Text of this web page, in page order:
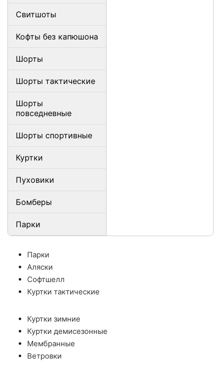
Свитшоты
Кофты без капюшона
Шорты
Шорты тактические
Шорты
повседневные
Шорты спортивные
Куртки
Пуховики
Бомберы
Парки
Парки
Аляски
Софтшелл
Куртки тактические
Куртки зимние
Куртки демисезонные
Мембранные
Ветровки